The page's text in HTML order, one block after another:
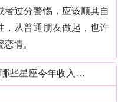
者过分警惕，应该顺其自
，从普通朋友做起，也许
情。
星座今年收入很多